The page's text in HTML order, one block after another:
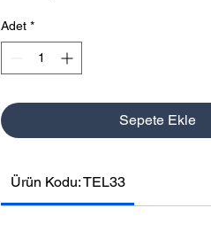
Adet *
Sepete Ekle
Ürün Kodu: TEL33